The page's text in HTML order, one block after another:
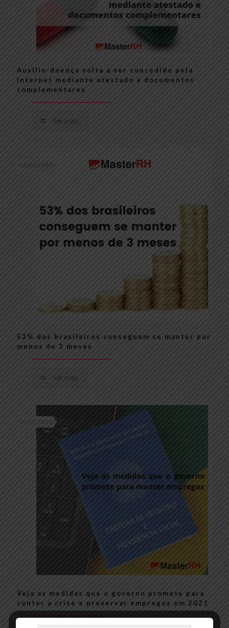
Auxílio-doença volta a ser concedido pela
internet mediante atestado e documentos
complementares
Ler mais
08/04/2021
53% dos brasileiros conseguem se manter por
menos de 3 meses
Ler mais
25/03/2021
Veja as medidas que o governo promete para
conter a crise e preservar empregos em 2021